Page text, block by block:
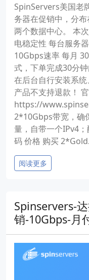
SpinServers美国老
务器在促销中，分
两个数据中心。 本
电稳定性 每台服务
10Gbps速率 每月
式，下单完成30分
在后台自行安装系
产品不支持退款！
https://
2*10Gbps带宽，确
量，自带一个IPv4
码 价格 购买
阅读更多
Spinservers-
销-10Gbps-月